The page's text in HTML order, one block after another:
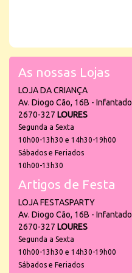
As nossas Lojas
LOJA DA CRIANÇA
Av. Diogo Cão, 16B - Infantado
2670-327 LOURES
Segunda a Sexta
10h00-13h30 e 14h30-19h00
Sábados e Feriados
10h00-13h30
Artigos de Festa
LOJA FESTASPARTY
Av. Diogo Cão, 16B - Infantado
2670-327 LOURES
Segunda a Sexta
10h00-13h30 e 14h30-19h00
Sábados e Feriados